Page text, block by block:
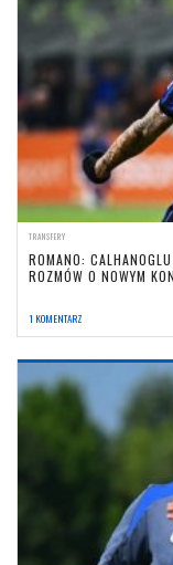
TRANSFERY
ROMANO:
ROZMÓW O NOWYM
1 KOMENTARZ